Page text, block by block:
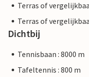
Terras of
Terras of
Dichtbij
Tennisbaan : 8000 m
Tafeltennis : 800 m